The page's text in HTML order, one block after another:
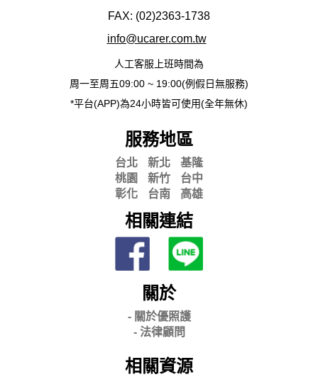
FAX: (02)2363-1738
info@ucarer.com.tw
人工客服上班時間為
周一至周五09:00 ~ 19:00(例假日無服務)
*平台(APP)為24小時皆可使用(全年無休)
服務地區
台北 新北
基隆
桃園
新竹
台中
彰化
台南 高雄
相關連結
關於
- 關於優照護
- 法律顧問
相關資源